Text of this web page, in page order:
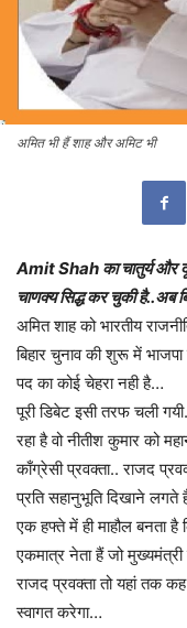
अमित भी हैं शाह और अमिट भी
Amit Shah का चातुर्य और
चाणक्य सिद्ध कर चुकी है..अब
अमित शाह को भारतीय
बिहार चुनाव की शुरू में भाजपा
पद का कोई चेहरा नही है…
पूरी डिबेट इसी तरफ चली
रहा है वो नीतीश कुमार को
काँग्रेसी प्रवक्ता.. राजद
प्रति सहानुभूति दिखाने लगते
एक हफ्ते में ही माहौल बनता है
एकमात्र नेता हैं जो
राजद प्रवक्ता तो यहां तक
स्वागत करेगा…